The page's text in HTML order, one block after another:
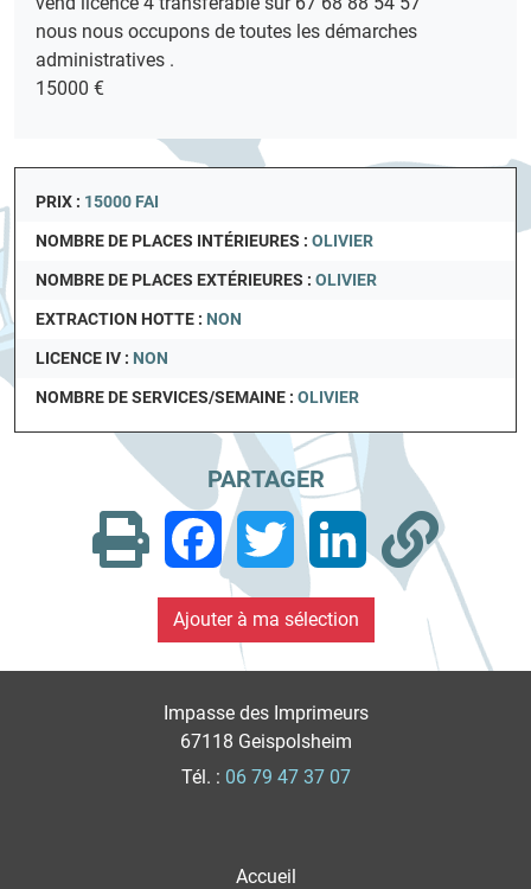
nous nous occupons de toutes les démarches
administratives .
15000 €
PRIX : 15000 FAI
NOMBRE DE PLACES INTÉRIEURES : OLIVIER
NOMBRE DE PLACES EXTÉRIEURES : OLIVIER
EXTRACTION HOTTE : NON
LICENCE IV : NON
NOMBRE DE SERVICES/SEMAINE : OLIVIER
PARTAGER
Facebook Twitter LinkedIn
Impasse des Imprimeurs
67118 Geispolsheim
Tél. : 06 79 47 37 07
Accueil